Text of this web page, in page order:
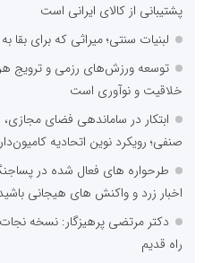
پشتیبانی از کالای ایرانی است
لبنیات سنتی؛ میراثی که برای بقا
توسعه ورزش‌های رزمی و ترویج
خلاقیت و نوآوری است
ابتکار در ساماندهی فضای
صنفی؛ رویکرد نوین اتحادیه
طرحواره های فعال شده در
اخبار زرد و واکنش های هیجانی
دکتر مرتضی پرهیزگار: نسخه
راه قدیم